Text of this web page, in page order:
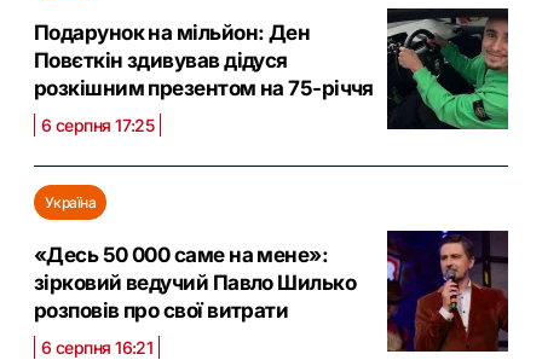
Подарунок на мільйон: Ден
Повєткін здивував дідуся
розкішним презентом на 75-річчя
6 серпня 17:25
Україна
«Десь 50 000 саме на мене»:
зірковий ведучий Павло Шилько
розповів про свої витрати
6 серпня 16:21